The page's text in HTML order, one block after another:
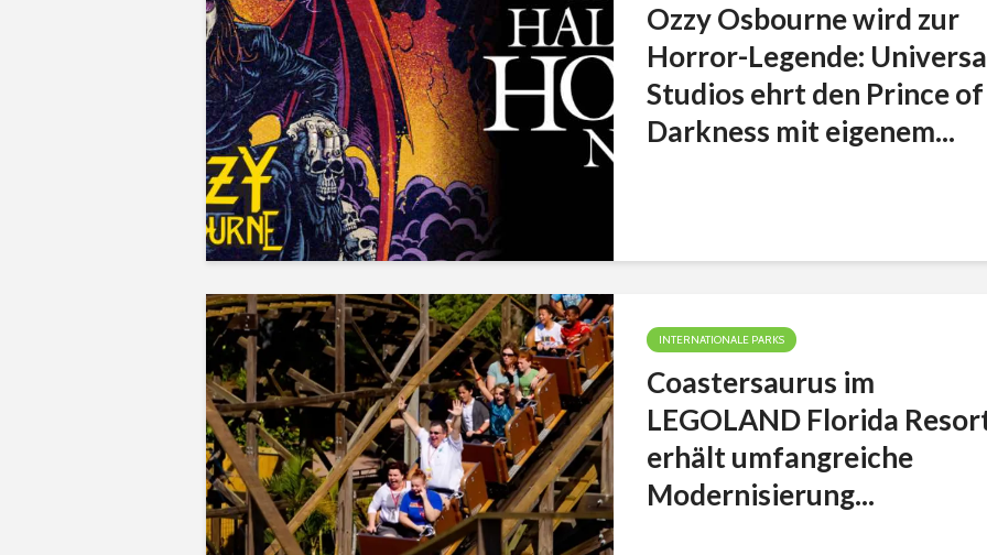
Ozzy Osbourne wird zur
Horror-Legende:
Studios ehrt den Prince of
Darkness mit eigenem...
INTERNATIONALE PARKS
Coastersaurus im
LEGOLAND Florida
erhält umfangreiche
Modernisierung...